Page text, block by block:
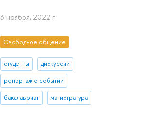
3 ноября, 2022 г.
Свободное общение
студенты дискуссии
репортаж о событии
бакалавриат магистратура